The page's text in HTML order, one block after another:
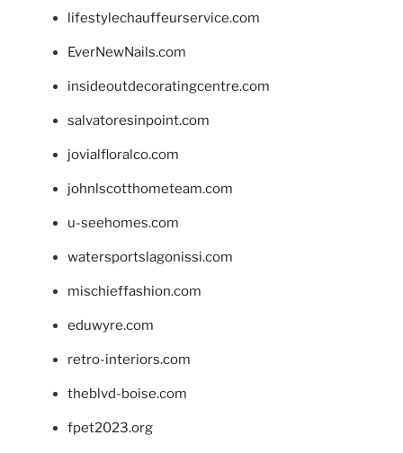
lifestylechauffeurservice.com
EverNewNails.com
insideoutdecoratingcentre.com
salvatoresinpoint.com
jovialfloralco.com
johnlscotthometeam.com
u-seehomes.com
watersportslagonissi.com
mischieffashion.com
eduwyre.com
retro-interiors.com
theblvd-boise.com
fpet2023.org